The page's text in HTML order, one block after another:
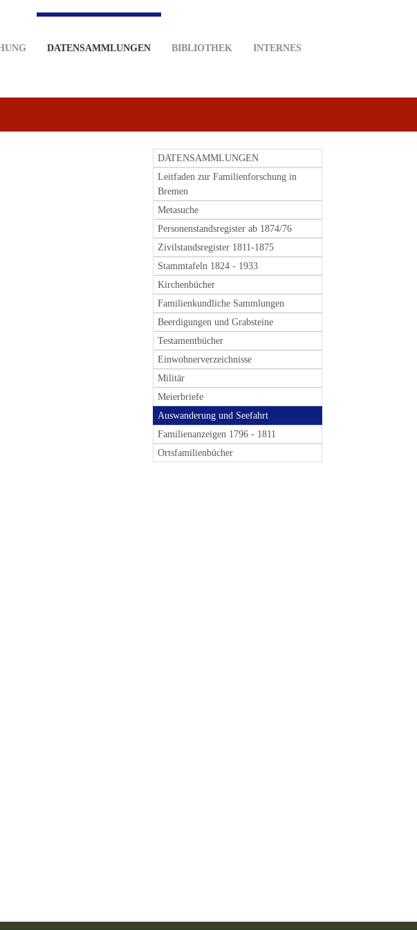
DATENSAMMLUNGEN BIBLIOTHEK INTERNES
DATENSAMMLUNGEN
Leitfaden zur Familienforschung in
Bremen
Metasuche
Personenstandsregister ab 1874/76
Zivilstandsregister 1811-1875
Stammtafeln 1824 - 1933
Kirchenbücher
Familienkundliche Sammlungen
Beerdigungen und Grabsteine
Testamentbücher
Einwohnerverzeichnisse
Militär
Meierbriefe
Auswanderung und Seefahrt
Familienanzeigen 1796 - 1811
Ortsfamilienbücher